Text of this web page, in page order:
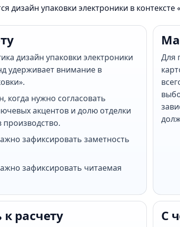
дизайн упаковки электроники в контексте
дизайн упаковки электроники
удерживает внимание в
когда нужно согласовать
акцентов и долю отделки
зафиксировать заметность
зафиксировать читаемая
Для
расчету С